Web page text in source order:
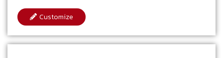
Customize